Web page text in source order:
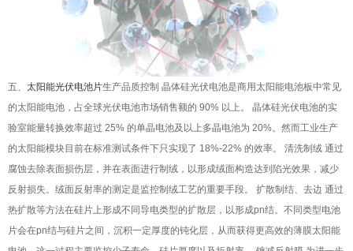
五、 太阳能光伏电池片生产品质控制 晶体硅光伏电池是商用太阳能电池板中常见
的太阳能电池，占全球光伏电池市场销售额的 90% 以上。 晶体硅光伏电池的实
验室能量转换效率超过 25% 的单晶电池及以上多晶电池为 20%。然而工业生产
的太阳能模块目前在标准测试条件下只实现了 18%-22% 的效率。 清洗制绒 通过
腐蚀去除表面损伤层，并在表面进行制绒，以形成绒面构造达到陷光效果，减少
反射损失。绒面反射率的测定是监控制绒工艺的重要手段。 扩散制结、去边 通过
热扩散等方法在硅片上形成不同导电类型的扩散层，以形成pn结。不同类型电池
片会在pn结与硅片之间，沉积一定厚度的钝化层，从而获得更高效的薄膜太阳能